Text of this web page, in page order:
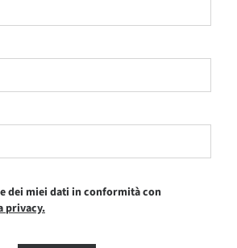
dei miei dati in conformità con
privacy.